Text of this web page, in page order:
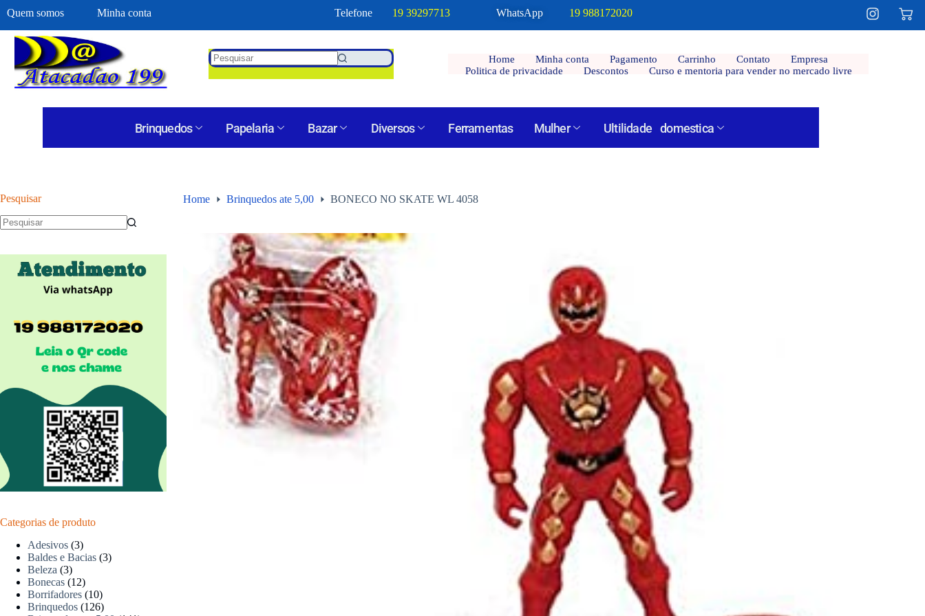
Quem somos Minha conta Telefone 19 39297713 WhatsApp 19 988172020
Home Minha conta Pagamento Carrinho Contato
Empresa
Politica de privacidade
Descontos Curso e mentoria para vender no mercado livre
Brinquedos Papelaria Bazar Diversos Ferramentas Mulher Ultilidade domestica
Home Brinquedos ate 5,00 BONECO NO SKATE WL 4058
Pesquisar
Categorias de produto
Adesivos (3)
Baldes e Bacias (3)
Beleza (3)
Bonecas (12)
Borrifadores (10)
Brinquedos (126)